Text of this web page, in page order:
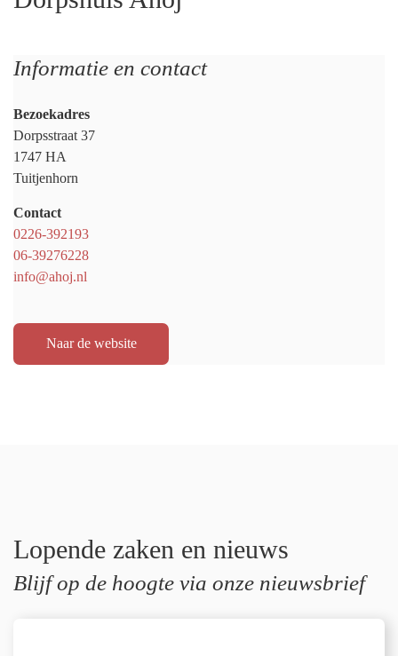
Informatie en contact
Bezoekadres
Dorpsstraat 37
1747 HA
Tuitjenhorn
Contact
0226-392193
06-39276228
info@ahoj.nl
Naar de website
Lopende zaken en nieuws
Blijf op de hoogte via onze nieuwsbrief